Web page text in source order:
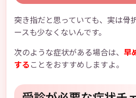
突き指だと思っていても、実は骨
ースも少なくないんです。
次のような症状がある場合は、 早
する ことをおすすめしますよ。